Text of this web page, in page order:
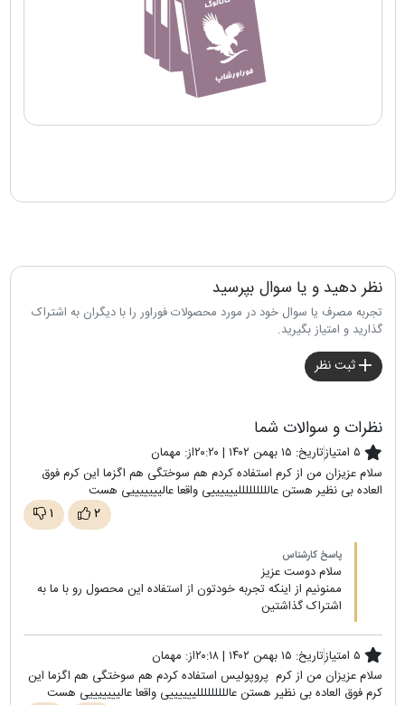
نظر دهید و یا سوال بپرسید
تجربه مصرف یا سوال خود در مورد محصولات فوراور را با دیگران به اشتراک
گذارید و امتیاز بگیرید.
ثبت نظر
نظرات و سوالات شما
۵ امتیاز تاریخ: ۱۵ بهمن ۱۴۰۲ | ۲۰:۲۰ از: مهمان
سلام عزیزان من از کرم استفاده کردم هم سوختگی هم اگزما این کرم فوق
العاده بی نظیر هستن عالللللللللییییییی واقعا عالیییییییی هست
۲ ۱
پاسخ کارشناس
سلام دوست عزیز
ممنونیم از اینکه تجربه خودتون از استفاده این محصول رو با ما به
اشتراک گذاشتین
۵ امتیاز تاریخ: ۱۵ بهمن ۱۴۰۲ | ۲۰:۱۸ از: مهمان
سلام عزیزان من از کرم پروپولیس استفاده کردم هم سوختگی هم اگزما این
کرم فوق العاده بی نظیر هستن عالللللللللییییییی واقعا عالیییییییی هست